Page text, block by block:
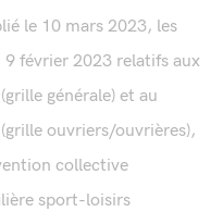
le 10 mars 2023, les
février 2023 relatifs aux
générale) et au
ouvriers/ouvrières),
collective
sport-loisirs